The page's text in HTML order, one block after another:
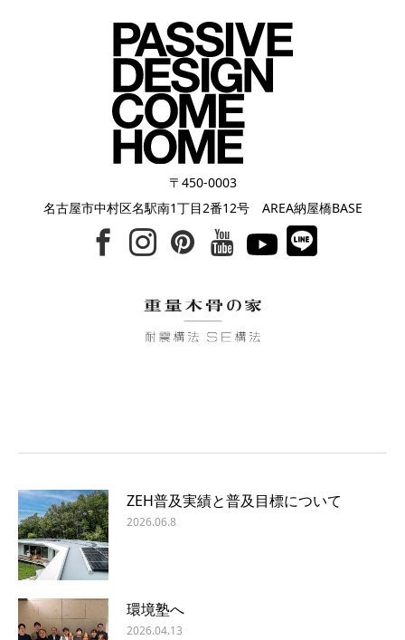
〒450-0003
名古屋市中村区名駅南1丁目2番12号 AREA納屋橋BASE
ZEH普及実績と普及目標について
2026.06.8
環境塾へ
2026.04.13